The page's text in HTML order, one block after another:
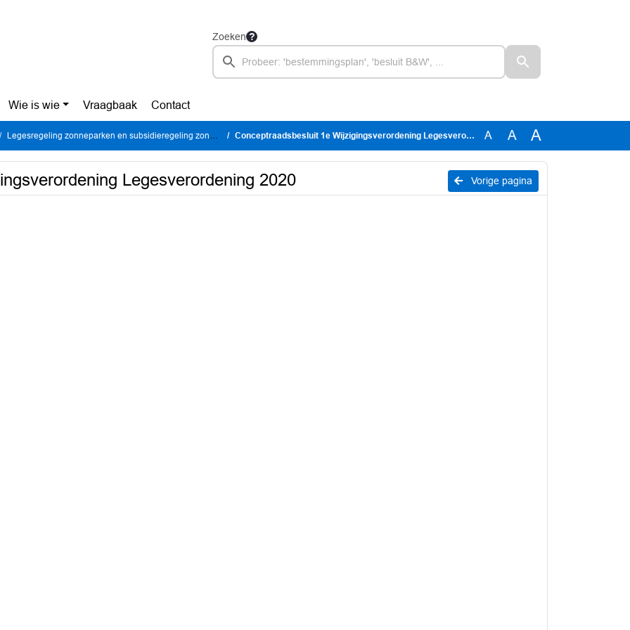
Zoeken
Wie is wie Vraagbaak Contact
Legesregeling zonneparken en subsidieregeling zonnevelden Conceptraadsbesluit 1e Wijzigingsverordening Legesverordening 2020 A A A
Vorige pagina
Legesverordening 2020